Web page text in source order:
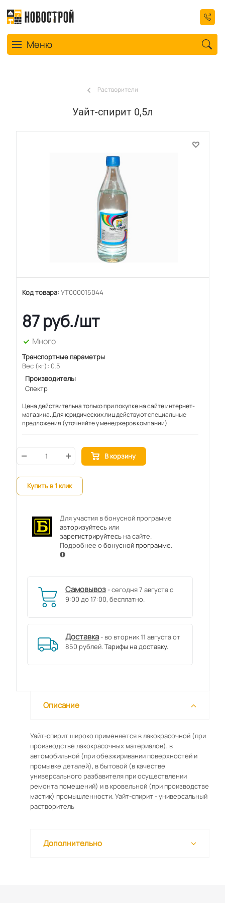
Toggle navigation
Меню
Растворители
Уайт-спирит 0,5л
Код товара: УТ000015044
87руб./шт
Много
Транспортные параметры
Вес (кг): 0.5
Производитель:
Спектр
Цена действительна только при покупке на сайте интернет-
магазина. Для юридических лиц действуют специальные
предложения (уточняйте у менеджеров компании).
В корзину
Купить в 1 клик
Для участия в бонусной программе
авторизуйтесьили
зарегистрируйтесьна сайте.
Подробнее обонусной программе.
Самовывоз - сегодня 7 августа с
9:00 до 17:00, бесплатно.
Доставка - во вторник 11 августа от
850 рублей.Тарифы на доставку.
Описание
Уайт-спирит широко применяется в лакокрасочной (при
производстве лакокрасочных материалов), в
автомобильной (при обезжиривании поверхностей и
промывке деталей), в бытовой (в качестве
универсального разбавителя при осуществлении
ремонта помещений) и в кровельной (при производстве
мастик) промышленности. Уайт-спирит - универсальный
растворитель
Дополнительно